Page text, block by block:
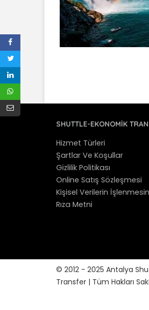
SHUTTLE-EKONOMIK
Hizmet Türleri
Şartlar Ve Koşullar
Gizlilik Politikası
Online Satış Sözleşmesi
Kişisel Verilerin
Rıza Metni
© 2012 - 2025 Antalya
Transfer | Tüm Hakları